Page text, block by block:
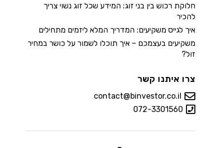
חלוקת רכוש בין בני זוג: המידע שכל זוג נשוי צריך
להכיר
איך לגייס משקיעים: המדריך המלא ליזמים מתחילים
משקיעים בעצמכם – איך תוכלו לשמור על כושר במחיר
זול?
צרו איתנו קשר
contact@binvestor.co.il
072-3301560